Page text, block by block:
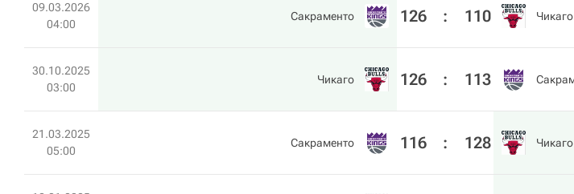
09.03.2026
04:00
Сакраменто 126 : 110 Чикаго
30.10.2025
03:00
Чикаго 126 : 113
21.03.2025
05:00
Сакраменто 116 : 128 Чикаго